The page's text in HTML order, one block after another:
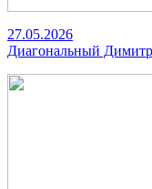
27.05.2026
Диагональный